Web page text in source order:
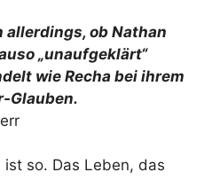
allerdings, ob Nathan
„unaufgeklärt“
wie Recha bei ihrem
Glauben.
ist so. Das Leben, das